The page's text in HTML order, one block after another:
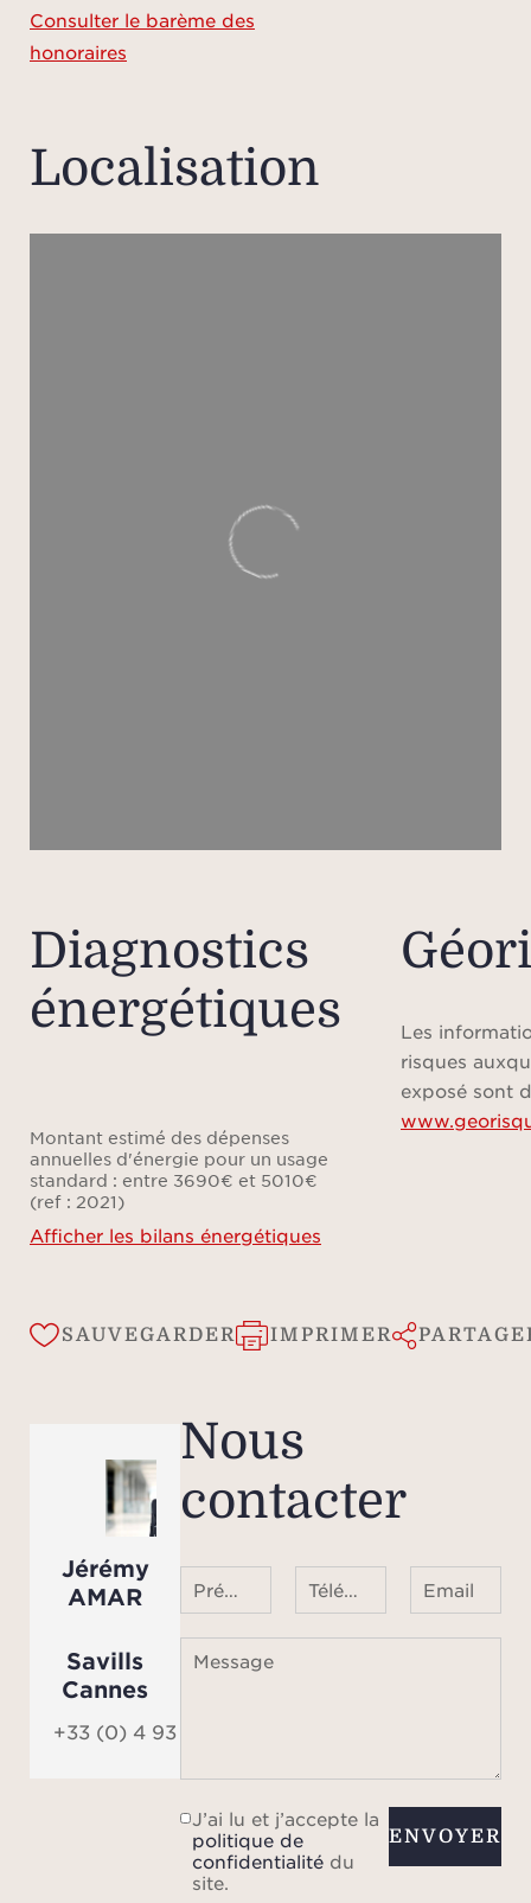
Consulter le barème des
honoraires
Localisation
Diagnostics
énergétiques
Montant estimé des dépenses
annuelles d'énergie pour un usage
standard : entre 3690€ et 5010€
(ref : 2021)
Afficher les bilans énergétiques
Les
risques
exposé sont
SAUVEGARDER IMPRIMER
Jérémy
AMAR
Savills
Cannes
+33 (0) 4 93 68 08 01
Nous
contacter
Email
Message
J’ai lu et j’accepte la
politique de
confidentialité du
site.
ENVOYER